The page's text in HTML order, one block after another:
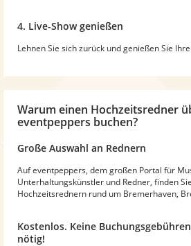
4. Live-Show genießen
Lehnen Sie sich zurück und genießen Sie
Warum einen Hochzeitsredner
eventpeppers buchen?
Große Auswahl an Rednern
Auf eventpeppers, dem großen Portal für
Unterhaltungskünstler und Redner, finden
Hochzeitsrednern rund um Bremerhaven,
Kostenlos. Keine
nötig!